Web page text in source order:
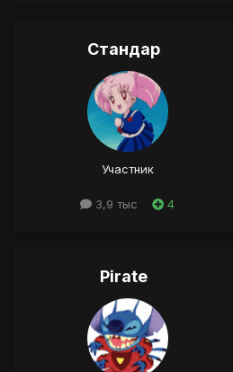
Стандар
Участник
3,9 тыс 4
Pirate